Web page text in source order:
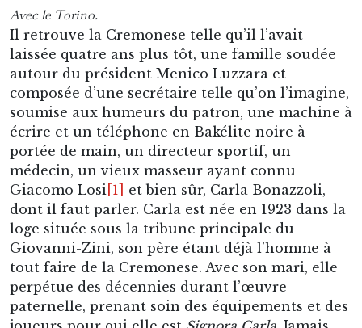
Avec le Torino.
Il retrouve la Cremonese telle qu’il l’avait
laissée quatre ans plus tôt, une famille soudée
autour du président Menico Luzzara et
composée d’une secrétaire telle qu’on l’imagine,
soumise aux humeurs du patron, une machine à
écrire et un téléphone en Bakélite noire à
portée de main, un directeur sportif, un
médecin, un vieux masseur ayant connu
Giacomo Losi [1]
et bien sûr, Carla Bonazzoli,
dont il faut parler. Carla est née en 1923 dans la
loge située sous la tribune principale du
Giovanni-Zini, son père étant déjà l’homme à
tout faire de la Cremonese. Avec son mari, elle
perpétue des décennies durant l’œuvre
paternelle, prenant soin des équipements et des